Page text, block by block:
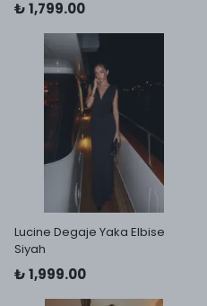
₺ 1,799.00
Lucine Degaje Yaka Elbise
Siyah
₺ 1,999.00